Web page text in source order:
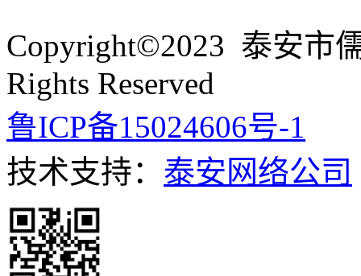
Copyright©2023 泰安市
Rights Reserved
鲁ICP备15024606号-1
技术支持： 泰安网络公司